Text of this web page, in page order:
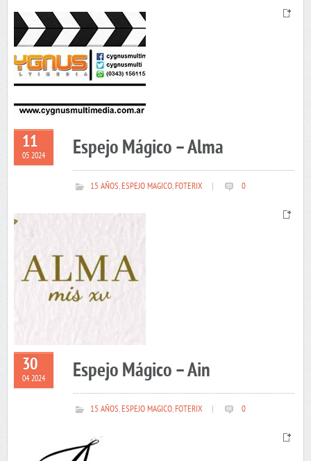
11
05 2024 Espejo Mágico – Alma
15 AÑOS,ESPEJO MAGICO,FOTERIX 0
30
04 2024 Espejo Mágico – Ain
15 AÑOS,ESPEJO MAGICO,FOTERIX 0